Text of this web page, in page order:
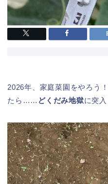
2026年、家庭菜園をやろう
たら…… どくだみ地獄に突入